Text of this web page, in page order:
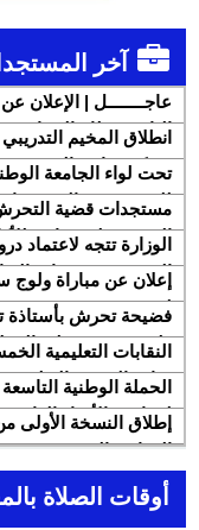
آخر
الثانية بقطاع الشباب
شركة هواوي المغرب
تحت لواء الجامعة
مكتبها الوطني
مستجدات قضية التحرش
الفنيدق ولجنة تابعة
تطوان الحسيمة، تحل
الوزارة تتجه لاعتماد
التربوي بمؤسسات
إعلان عن مباراة ولوج
لسنة 2026
فضيحة تحرش بأستاذة
ولجنة تفتيش على
وزارة التربية والتعليم
الحملة الوطنية
لمواجهة الأخبار
القراءة بالفرنسية سنة 2026
أوقات الصلاة